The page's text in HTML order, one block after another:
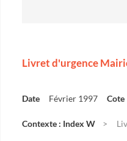
Livret d'urgence
Date Février 1997 Cote
Contexte : Index W